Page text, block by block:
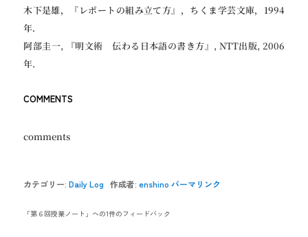
木下是雄，『レポートの組み立て方』，ちくま学芸文庫，1994
年．
阿部圭一, 『明文術 伝わる日本語の書き方』, NTT出版, 2006
年.
COMMENTS
comments
カテゴリー:Daily Log 作成者:enshino パーマリンク
「第６回授業ノート 」への1件のフィードバック